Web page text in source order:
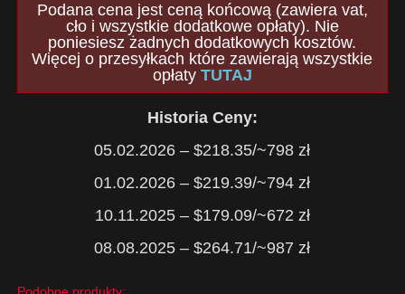
Podana cena jest ceną końcową (zawiera vat,
cło i wszystkie dodatkowe opłaty). Nie
poniesiesz żadnych dodatkowych kosztów.
Więcej o przesyłkach które zawierają wszystkie
opłaty TUTAJ
Historia Ceny:
05.02.2026 – $218.35/~798 zł
01.02.2026 – $219.39/~794 zł
10.11.2025 – $179.09/~672 zł
08.08.2025 – $264.71/~987 zł